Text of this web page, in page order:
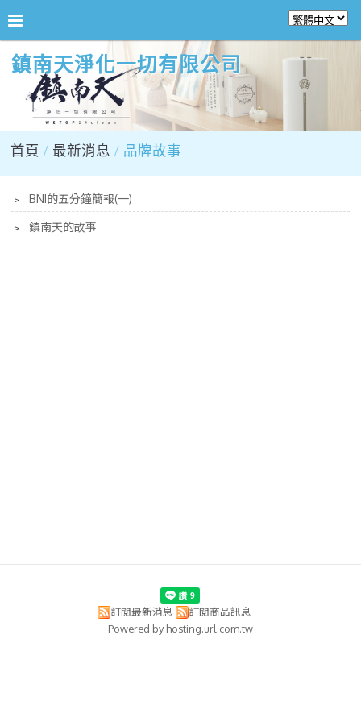
鎮南天淨化一切有限公司
首頁 最新消息 品牌故事
﹥ BNI的五分鐘簡報(一)
﹥ 鎮南天的故事
訂閱最新消息
訂閱商品訊息
Powered by hosting.url.com.tw